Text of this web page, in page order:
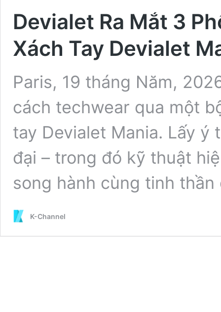
Devialet Ra Mắt 3
Xách Tay Devialet
Paris, 19 tháng Năm,
cách techwear qua một
tay Devialet Mania. Lấy
đại – trong đó kỹ thuật
song hành cùng tinh
K-Channel